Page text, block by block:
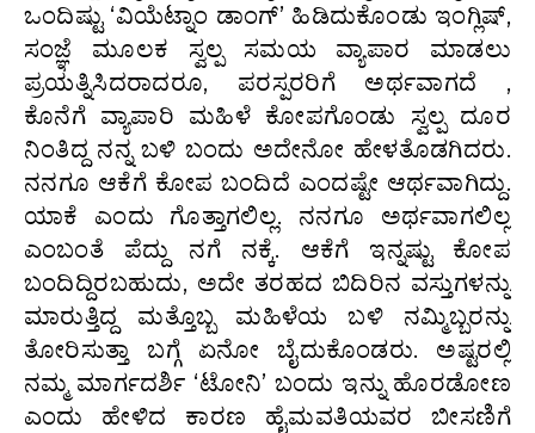
ಒಂದಿಷ್ಟು ‘ವಿಯೆಟ್ನಾಂ ಡಾಂಗ್’ ಹಿಡಿದುಕೊಂಡು ಇಂಗ್ಲಿಷ್,
ಸಂಜ್ಞೆ ಮೂಲಕ ಸ್ವಲ್ಪ ಸಮಯ ವ್ಯಾಪಾರ ಮಾಡಲು
ಪ್ರಯತ್ನಿಸಿದರಾದರೂ, ಪರಸ್ಪರರಿಗೆ ಅರ್ಥವಾಗದೆ ,
ಕೊನೆಗೆ ವ್ಯಾಪಾರಿ ಮಹಿಳೆ ಕೋಪಗೊಂಡು ಸ್ವಲ್ಪ ದೂರ
ನಿಂತಿದ್ದ ನನ್ನ ಬಳಿ ಬಂದು ಅದೇನೋ ಹೇಳತೊಡಗಿದರು.
ನನಗೂ ಆಕೆಗೆ ಕೋಪ ಬಂದಿದೆ ಎಂದಷ್ಟೇ ಆರ್ಥವಾಗಿದ್ದು.
ಯಾಕೆ ಎಂದು ಗೊತ್ತಾಗಲಿಲ್ಲ. ನನಗೂ ಅರ್ಥವಾಗಲಿಲ್ಲ
ಎಂಬಂತೆ ಪೆದ್ದು ನಗೆ ನಕ್ಕೆ. ಆಕೆಗೆ ಇನ್ನಷ್ಟು ಕೋಪ
ಬಂದಿದ್ದಿರಬಹುದು, ಅದೇ ತರಹದ ಬಿದಿರಿನ ವಸ್ತುಗಳನ್ನು
ಮಾರುತ್ತಿದ್ದ ಮತ್ತೊಬ್ಬ ಮಹಿಳೆಯ ಬಳಿ ನಮ್ಮಿಬ್ಬರನ್ನು
ತೋರಿಸುತ್ತಾ ಬಗ್ಗೆ ಏನೋ ಬೈದುಕೊಂಡರು. ಅಷ್ಟರಲ್ಲಿ
ನಮ್ಮ ಮಾರ್ಗದರ್ಶಿ ‘ಟೋನಿ’ ಬಂದು ಇನ್ನು ಹೊರಡೋಣ
ಎಂದು ಹೇಳಿದ ಕಾರಣ ಹೈಮವತಿಯವರ ಬೀಸಣಿಗೆ